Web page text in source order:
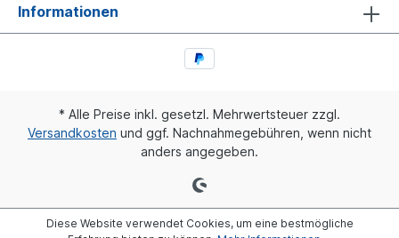
Informationen
* Alle Preise inkl. gesetzl. Mehrwertsteuer zzgl.
Versandkosten und ggf. Nachnahmegebühren, wenn nicht
anders angegeben.
Diese Website verwendet Cookies, um eine bestmögliche